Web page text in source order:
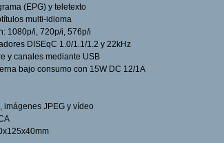
(EPG) y teletexto
multi-idioma
1080p/i, 720p/i, 576p/i
DISEqC 1.0/1.1/1.2 y 22kHz
y canales mediante USB
bajo consumo con 15W DC 12/1A
imágenes JPEG y vídeo